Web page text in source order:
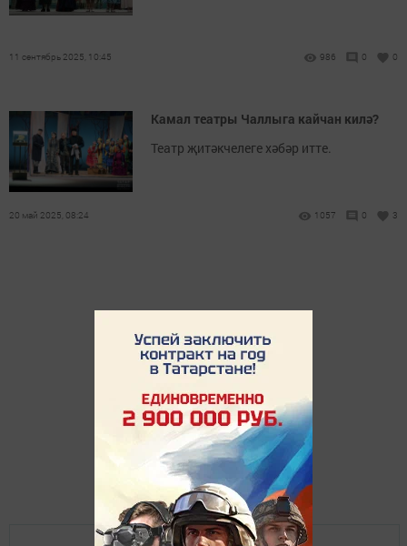
11 сентябрь 2025, 10:45 986 0 0
Камал театры Чаллыга кайчан килә?
Театр җитәкчелеге хәбәр итте.
20 май 2025, 08:24 1057 0 3